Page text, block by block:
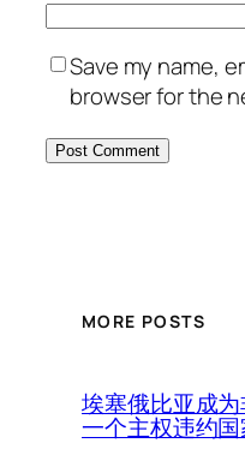
Save my name,
browser for the
MORE POSTS
埃塞俄比亚成
一个主权违约国